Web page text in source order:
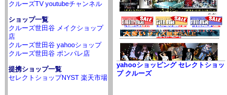
クルーズTV youtubeチャンネル
ショップ一覧
クルーズ世田谷 メイクショップ
店
クルーズ世田谷 yahooショップ
クルーズ世田谷 ポンパレ店
提携ショップ一覧
セレクトショップNYST 楽天市場
yahooショッピング セレクトショッ
プ クルーズ